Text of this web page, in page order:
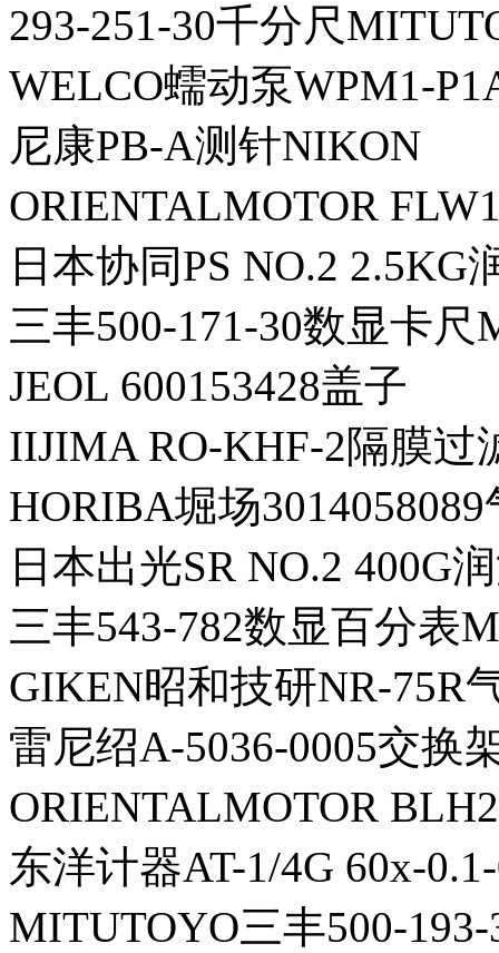
293-251-30千分尺
WELCO蠕动泵WPM1-
尼康PB-A测针NIKON
ORIENTALMOTOR
日本协同PS NO.2 2.5KG
三丰500-171-30数显卡尺
JEOL 600153428盖子
IIJIMA RO-KHF-2隔膜过
HORIBA堀场
日本出光SR NO.2 400G
三丰543-782数显百分表
GIKEN昭和技研NR-75R
雷尼绍A-5036-0005交换
ORIENTALMOTOR
东洋计器AT-1/4G 60x-
MITUTOYO三丰500-